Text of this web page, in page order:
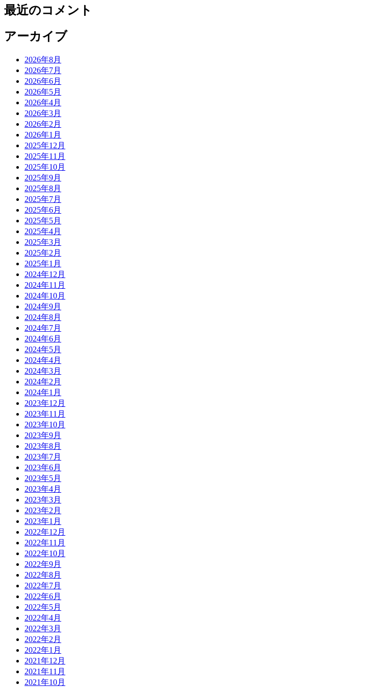
最近のコメント
アーカイブ
2026年8月
2026年7月
2026年6月
2026年5月
2026年4月
2026年3月
2026年2月
2026年1月
2025年12月
2025年11月
2025年10月
2025年9月
2025年8月
2025年7月
2025年6月
2025年5月
2025年4月
2025年3月
2025年2月
2025年1月
2024年12月
2024年11月
2024年10月
2024年9月
2024年8月
2024年7月
2024年6月
2024年5月
2024年4月
2024年3月
2024年2月
2024年1月
2023年12月
2023年11月
2023年10月
2023年9月
2023年8月
2023年7月
2023年6月
2023年5月
2023年4月
2023年3月
2023年2月
2023年1月
2022年12月
2022年11月
2022年10月
2022年9月
2022年8月
2022年7月
2022年6月
2022年5月
2022年4月
2022年3月
2022年2月
2022年1月
2021年12月
2021年11月
2021年10月